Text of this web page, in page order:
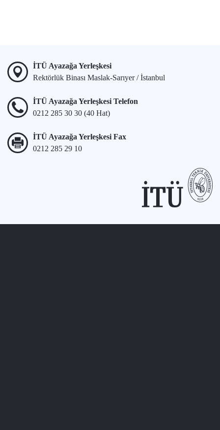
İTÜ Ayazağa Yerleşkesi
Rektörlük Binası Maslak-Sarıyer / İstanbul
İTÜ Ayazağa Yerleşkesi Telefon
0212 285 30 30 (40 Hat)
İTÜ Ayazağa Yerleşkesi Fax
0212 285 29 10